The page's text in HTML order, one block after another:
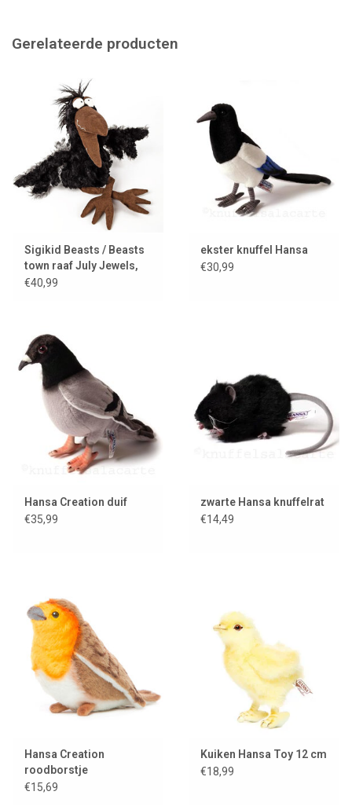
Gerelateerde producten
Sigikid Beasts / Beasts
town raaf July Jewels,
KiKeRiKi
€40,99
ekster knuffel Hansa
€30,99
Hansa Creation duif
€35,99
zwarte Hansa knuffelrat
€14,49
Hansa Creation
roodborstje
€15,69
Kuiken Hansa Toy 12 cm
€18,99